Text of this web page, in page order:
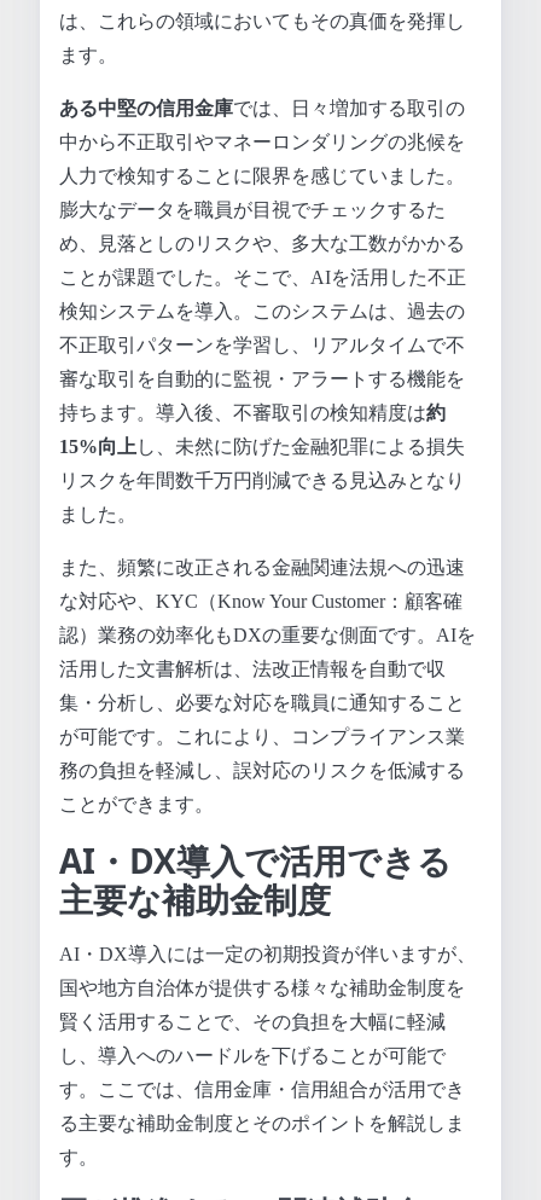
は、これらの領域においてもその真価を発揮し
ます。
ある中堅の信用金庫では、日々増加する取引の
中から不正取引やマネーロンダリングの兆候を
人力で検知することに限界を感じていました。
膨大なデータを職員が目視でチェックするた
め、見落としのリスクや、多大な工数がかかる
ことが課題でした。そこで、AIを活用した不正
検知システムを導入。このシステムは、過去の
不正取引パターンを学習し、リアルタイムで不
審な取引を自動的に監視・アラートする機能を
持ちます。導入後、不審取引の検知精度は約
15%向上 し、未然に防げた金融犯罪による損失
リスクを年間数千万円削減できる見込みとなり
ました。
また、頻繁に改正される金融関連法規への迅速
な対応や、KYC（Know Your Customer：顧客確
認）業務の効率化もDXの重要な側面です。AIを
活用した文書解析は、法改正情報を自動で収
集・分析し、必要な対応を職員に通知すること
が可能です。これにより、コンプライアンス業
務の負担を軽減し、誤対応のリスクを低減する
ことができます。
AI・DX導入で活用できる
主要な補助金制度
AI・DX導入には一定の初期投資が伴いますが、
国や地方自治体が提供する様々な補助金制度を
賢く活用することで、その負担を大幅に軽減
し、導入へのハードルを下げることが可能で
す。ここでは、信用金庫・信用組合が活用でき
る主要な補助金制度とそのポイントを解説しま
す。